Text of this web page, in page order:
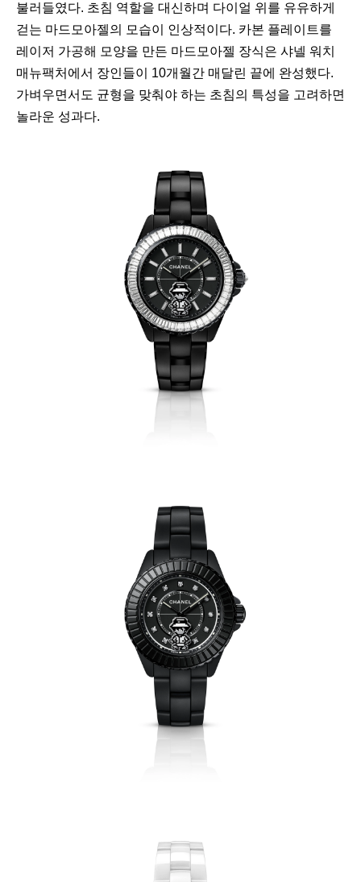
불러들였다. 초침 역할을 대신하며 다이얼 위를 유유하게
걷는 마드모아젤의 모습이 인상적이다. 카본 플레이트를
레이저 가공해 모양을 만든 마드모아젤 장식은 샤넬 워치
매뉴팩처에서 장인들이 10개월간 매달린 끝에 완성했다.
가벼우면서도 균형을 맞춰야 하는 초침의 특성을 고려하면
놀라운 성과다.